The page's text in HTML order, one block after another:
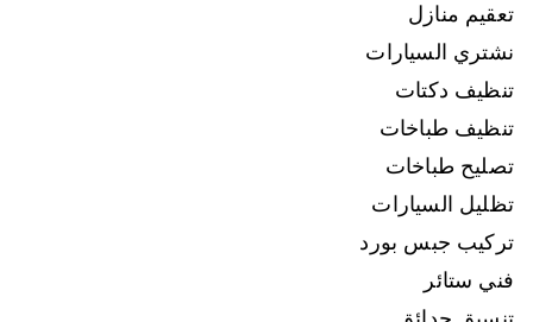
تعقيم منازل
نشتري السيارات
تنظيف دكتات
تنظيف طباخات
تصليح طباخات
تظليل السيارات
تركيب جبس بورد
فني ستائر